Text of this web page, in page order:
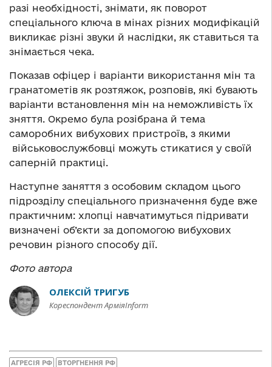
разі необхідності, знімати, як поворот
спеціального ключа в мінах різних модифікацій
викликає різні звуки й наслідки, як ставиться та
знімається чека.
Показав офіцер і варіанти використання мін та
гранатометів як розтяжок, розповів, які бувають
варіанти встановлення мін на неможливість їх
зняття. Окремо була розібрана й тема
саморобних вибухових пристроїв, з якими
військовослужбовці можуть стикатися у своїй
саперній практиці.
Наступне заняття з особовим складом цього
підрозділу спеціального призначення буде вже
практичним: хлопці навчатимуться підривати
визначені об’єкти за допомогою вибухових
речовин різного способу дії.
Фото автора
ОЛЕКСІЙ ТРИГУБ
Кореспондент АрміяInform
АГРЕСІЯ РФ ВТОРГНЕННЯ РФ